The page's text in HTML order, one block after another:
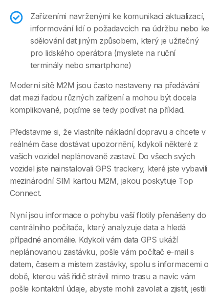
Zařízeními navrženými ke komunikaci aktualizací,
informování lidí o požadavcích na údržbu nebo ke
sdělování dat jiným způsobem, který je užitečný
pro lidského operátora (myslete na ruční
terminály nebo smartphone)
Moderní sítě M2M jsou často nastaveny na předávání
dat mezi řadou různých zařízení a mohou být docela
komplikované, pojďme se tedy podívat na příklad.
Představme si, že vlastníte nákladní dopravu a chcete v
reálném čase dostávat upozornění, kdykoli některé z
vašich vozidel neplánovaně zastaví. Do všech svých
vozidel jste nainstalovali GPS trackery, které jste vybavili
mezinárodní SIM kartou M2M, jakou poskytuje Top
Connect.
Nyní jsou informace o pohybu vaší flotily přenášeny do
centrálního počítače, který analyzuje data a hledá
případné anomálie. Kdykoli vám data GPS ukáží
neplánovanou zastávku, pošle vám počítač e-mail s
datem, časem a místem zastávky, spolu s informacemi o
době, kterou váš řidič strávil mimo trasu a navíc vám
pošle kontaktní údaje, abyste mohli zavolat a zjistit, jestli